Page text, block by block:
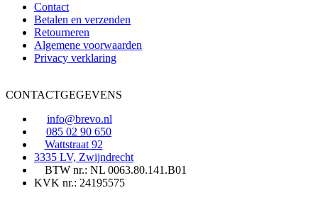
Contact
Betalen en verzenden
Retourneren
Algemene voorwaarden
Privacy verklaring
CONTACTGEGEVENS
info@brevo.nl
085 02 90 650
Wattstraat 92
3335 LV, Zwijndrecht
BTW nr.: NL 0063.80.141.B01
KVK nr.: 24195575